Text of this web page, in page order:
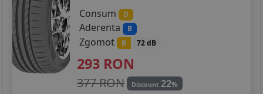
Consum
D
Aderenta B
Zgomot B 72 dB
293 RON
377 RON Discount 22%